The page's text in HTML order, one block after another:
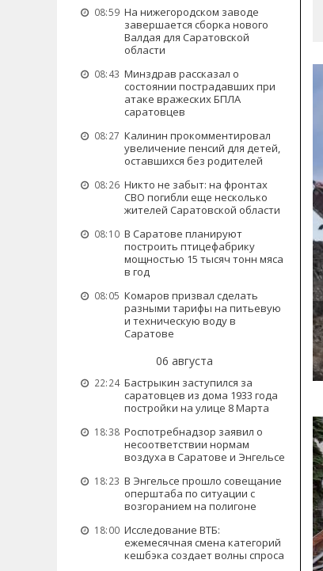
08:59 На нижегородском заводе
завершается сборка нового
Валдая для Саратовской
области
08:43 Минздрав рассказал о
состоянии пострадавших при
атаке вражеских БПЛА
саратовцев
08:27 Калинин прокомментировал
увеличение пенсий для детей,
оставшихся без родителей
08:26 Никто не забыт: на фронтах
СВО погибли еще несколько
жителей Саратовской области
08:10 В Саратове планируют
построить птицефабрику
мощностью 15 тысяч тонн мяса
в год
08:05 Комаров призвал сделать
разными тарифы на питьевую
и техническую воду в
Саратове
06 августа
22:24 Бастрыкин заступился за
саратовцев из дома 1933 года
постройки на улице 8 Марта
18:38 Роспотребнадзор заявил о
несоответствии нормам
воздуха в Саратове и Энгельсе
18:23 В Энгельсе прошло совещание
оперштаба по ситуации с
возгоранием на полигоне
18:00 Исследование ВТБ:
ежемесячная смена категорий
кешбэка создает волны спроса